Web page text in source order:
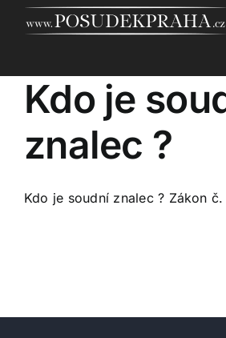
Skip
Kdo je
znalec ?
Kdo je soudní znalec ? Zákon